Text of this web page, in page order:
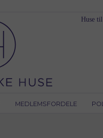
MEDLEMSFORDELE
Huse